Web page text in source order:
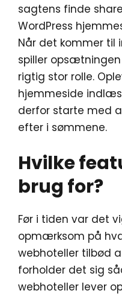
sagtens finde
WordPress
Når det kommer
spiller
rigtig stor rolle.
hjemmeside
derfor starte med
efter i sømmene.
Hvilke
brug for?
Før i tiden var det
opmærksom på
webhoteller tilbød
forholder det sig
webhoteller lever